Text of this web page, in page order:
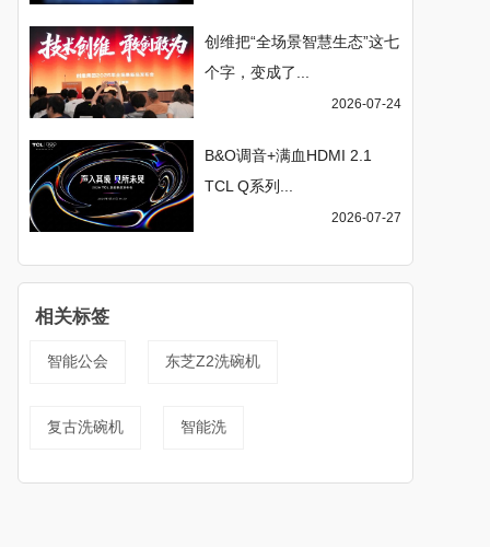
创维把“全场景智慧生态”这七
个字，变成了...
2026-07-24
B&O调音+满血HDMI 2.1
TCL Q系列...
2026-07-27
相关标签
智能公会 东芝Z2洗碗机
复古洗碗机 智能洗